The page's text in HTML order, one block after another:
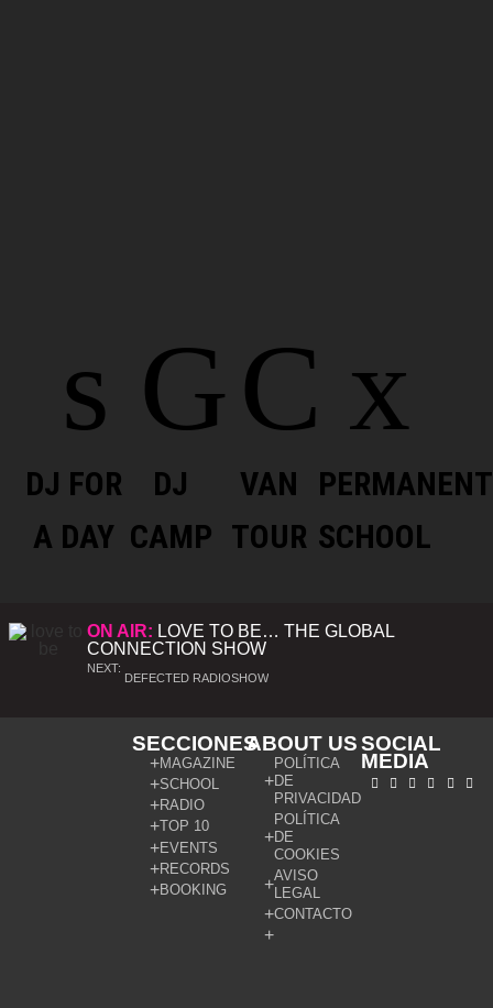
DJ FOR
A DAY
DJ
CAMP
VAN
TOUR
PERMANENT
SCHOOL
ON AIR: LOVE TO BE… THE GLOBAL
CONNECTION SHOW
NEXT:
DEFECTED RADIOSHOW
SECCIONES
MAGAZINE
SCHOOL
RADIO
TOP 10
EVENTS
RECORDS
BOOKING
ABOUT US
POLÍTICA
DE
PRIVACIDAD
POLÍTICA
DE
COOKIES
AVISO
LEGAL
CONTACTO
SOCIAL
MEDIA